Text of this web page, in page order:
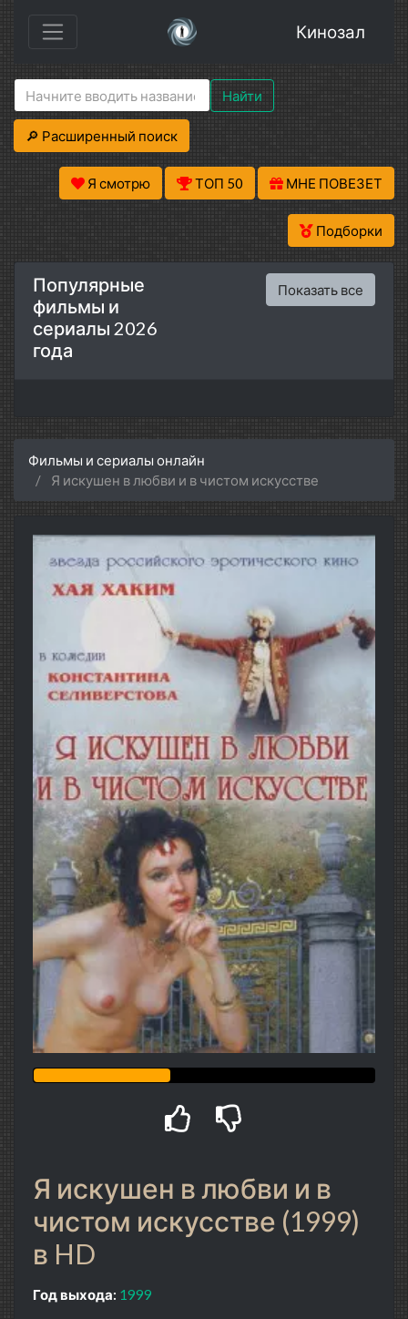
Кинозал
Найти
🔎 Расширенный поиск
Я смотрю ТОП 50 МНЕ ПОВЕЗЕТ
Подборки
Популярные
фильмы и
сериалы 2026
года
Показать все
Фильмы и сериалы онлайн
Я искушен в любви и в чистом искусстве
Я искушен в любви и в
чистом искусстве (1999)
в HD
Год выхода: 1999